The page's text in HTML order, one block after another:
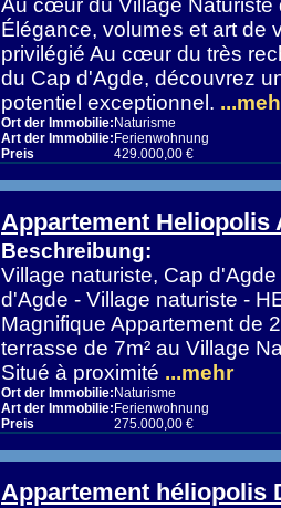
Au cœur du Village Naturiste
Élégance, volumes et art de
privilégié Au cœur du très
du Cap d'Agde, découvrez
potentiel exceptionnel.
Ort der Immobilie: Naturisme
Art der Immobilie: Ferienwohnung
Preis
429.000,00 €
Appartement Heliopolis
Beschreibung:
Village naturiste, Cap
d'Agde - Village naturiste -
Magnifique Appartement de
terrasse de 7m² au Village
Situé à proximité ...mehr
Ort der Immobilie: Naturisme
Art der Immobilie: Ferienwohnung
Preis
275.000,00 €
Appartement héliopolis